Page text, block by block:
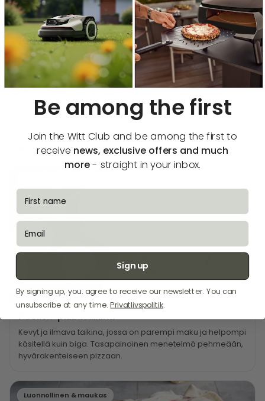
Täydellinen napolitainen pizzataikina - ei
vähempää! Täydellinen pohja upealle, klassiselle
pizzalle!
Voit kokeilla myös Katso lisää reseptejä
Poolish-pizzataikina
Kevyt ja ilmava taikina, jossa on parempi maku ja helpompi
käsitellä kuin biga. Tasapainoinen menetelmä pehmeään,
hyvärakenteiseen pizzaan.
Luonnollinen & maukas
Be among the first
Join the Witt Club and be among the first to
receive news, exclusive offers and much
more- straight in your inbox.
fornavn
email
Sign up
By signing up, you. agree to receive our newsletter. You can
unsubscribe at any time.Privatlivspolitik.